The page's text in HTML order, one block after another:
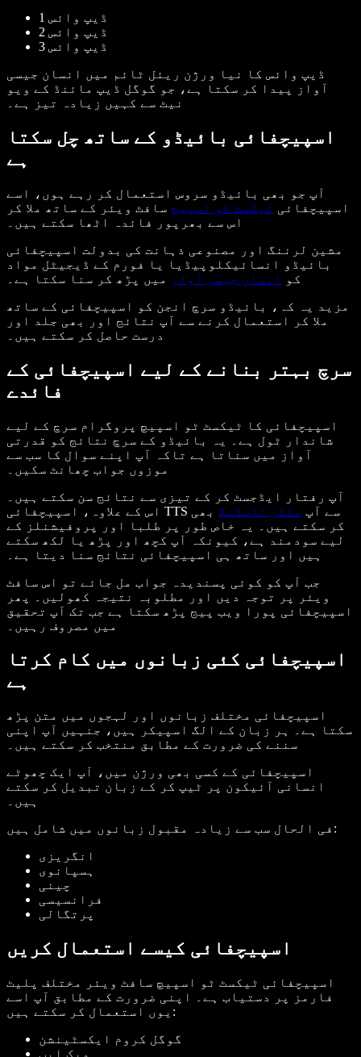
ڈیپ وائس 1
ڈیپ وائس 2
ڈیپ وائس 3
ڈیپ وائس کا نیا ورژن ریئل ٹائم میں انسان جیسی
آواز پیدا کر سکتا ہے، جو گوگل ڈیپ مائنڈ کے ویو
نیٹ سے کہیں زیادہ تیز ہے۔
اسپیچفائی بائیڈو کے ساتھ چل سکتا
ہے
آپ جو بھی بائیڈو سروس استعمال کر رہے ہوں، اسے
اسپیچفائی ٹیکسٹ ٹو اسپیچ سافٹ ویئر کے ساتھ ملا کر
اس سے بھرپور فائدہ اٹھا سکتے ہیں۔
مشین لرننگ اور مصنوعی ذہانت کی بدولت اسپیچفائی
بائیڈو انسائیکلوپیڈیا یا فورم کے ڈیجیٹل مواد
کو
انسان جیسی آواز
میں پڑھ کر سنا سکتا ہے۔
مزید یہ کہ، بائیڈو سرچ انجن کو اسپیچفائی کے ساتھ
ملا کر استعمال کرنے سے آپ نتائج اور بھی جلد اور
درست حاصل کر سکتے ہیں۔
سرچ بہتر بنانے کے لیے اسپیچفائی کے
فائدے
اسپیچفائی کا ٹیکسٹ ٹو اسپیچ پروگرام سرچ کے لیے
شاندار ٹول ہے۔ یہ بائیڈو کے سرچ نتائج کو قدرتی
آواز میں سناتا ہے تاکہ آپ اپنے سوال کا سب سے
موزوں جواب چھانٹ سکیں۔
آپ رفتار ایڈجسٹ کر کے تیزی سے نتائج سن سکتے ہیں۔
اس کے علاوہ، اسپیچفائی TTS سے آپ ملٹی ٹاسکنگ بھی
کر سکتے ہیں۔ یہ خاص طور پر طلبا اور پروفیشنلز کے
لیے سودمند ہے، کیونکہ آپ کچھ اور پڑھ یا لکھ سکتے
ہیں اور ساتھ ہی اسپیچفائی نتائج سنا دیتا ہے۔
جب آپ کو کوئی پسندیدہ جواب مل جائے تو اس سافٹ
ویئر پر توجہ دیں اور مطلوبہ نتیجہ کھولیں۔ پھر
اسپیچفائی پورا ویب پیج پڑھ سکتا ہے جب تک آپ تحقیق
میں مصروف رہیں۔
اسپیچفائی کئی زبانوں میں کام کرتا
ہے
اسپیچفائی مختلف زبانوں اور لہجوں میں متن پڑھ
سکتا ہے۔ ہر زبان کے الگ اسپیکر ہیں، جنہیں آپ اپنی
سننے کی ضرورت کے مطابق منتخب کر سکتے ہیں۔
اسپیچفائی کے کسی بھی ورژن میں، آپ ایک چھوٹے
انسانی آئیکون پر ٹیپ کر کے زبان تبدیل کر سکتے
ہیں۔
فی الحال سب سے زیادہ مقبول زبانوں میں شامل ہیں:
انگریزی
ہسپانوی
چینی
فرانسیسی
پرتگالی
اسپیچفائی کیسے استعمال کریں
اسپیچفائی ٹیکسٹ ٹو اسپیچ سافٹ ویئر مختلف پلیٹ
فارمز پر دستیاب ہے۔ اپنی ضرورت کے مطابق آپ اسے
یوں استعمال کر سکتے ہیں:
گوگل کروم ایکسٹینشن
میک ایپ